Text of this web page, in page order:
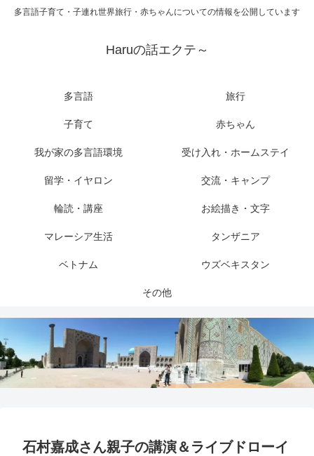
多言語子育て・子連れ世界旅行・赤ちゃんについての情報を公開しています
Haruの話エクテ～
多言語 旅行
子育て 赤ちゃん
我が家の多言語環境 受け入れ・ホームステイ
留学・イヤロン 交流・キャンプ
輪読・講座 お絵描き・文字
マレーシア生活 タンザニア
ベトナム ウズベキスタン
その他
石村嘉成さん親子の講演＆ライブドローイ